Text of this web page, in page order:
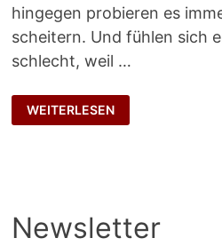
hingegen probieren es
scheitern. Und fühlen sich
schlecht, weil …
ENTSCHEIDUNGSMÜDE
WEITERLESEN
Newsletter